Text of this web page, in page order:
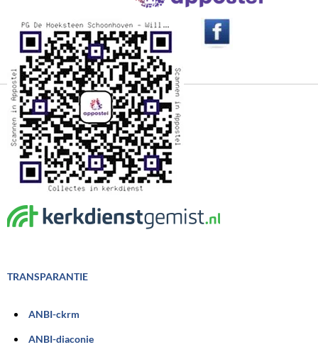
TRANSPARANTIE
ANBI-ckrm
ANBI-diaconie